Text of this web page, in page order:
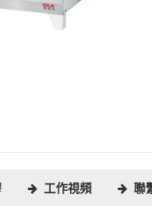
工作視頻 聯